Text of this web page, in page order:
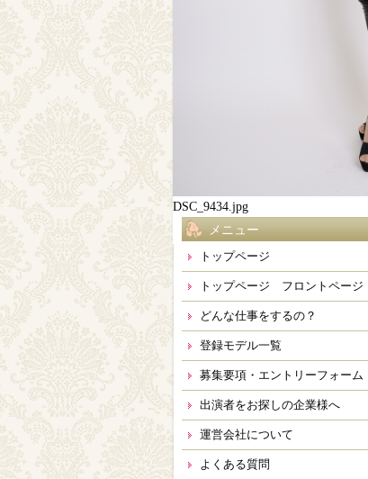
DSC_9434.jpg
メニュー
トップページ
トップページ フロントページ
どんな仕事をするの？
登録モデル一覧
募集要項・エントリーフォーム
出演者をお探しの企業様へ
運営会社について
よくある質問